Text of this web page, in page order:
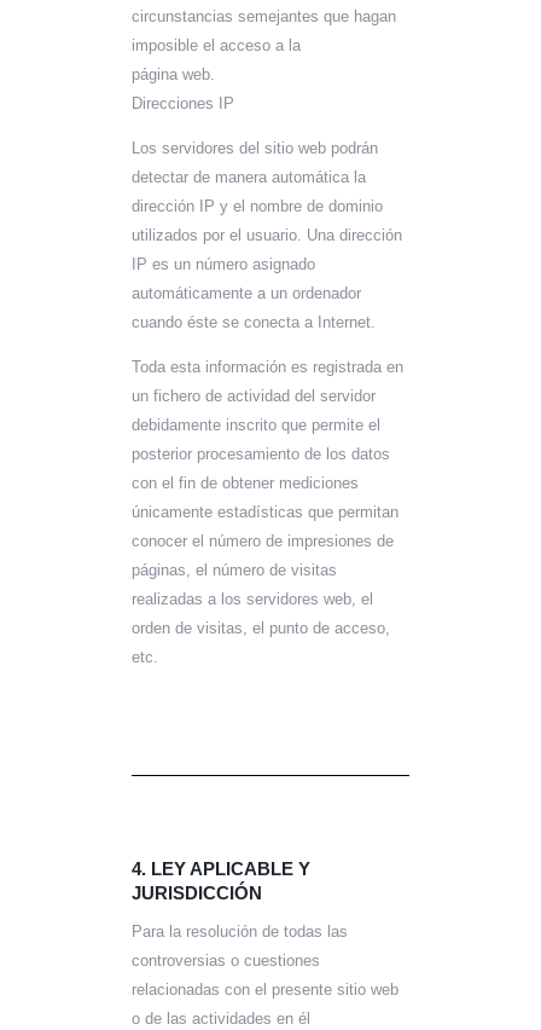
circunstancias semejantes que hagan
imposible el acceso a la
página web.
Direcciones IP
Los servidores del sitio web podrán
detectar de manera automática la
dirección IP y el nombre de dominio
utilizados por el usuario. Una dirección
IP es un número asignado
automáticamente a un ordenador
cuando éste se conecta a Internet.
Toda esta información es registrada en
un fichero de actividad del servidor
debidamente inscrito que permite el
posterior procesamiento de los datos
con el fin de obtener mediciones
únicamente estadísticas que permitan
conocer el número de impresiones de
páginas, el número de visitas
realizadas a los servidores web, el
orden de visitas, el punto de acceso,
etc.
4. LEY APLICABLE Y
JURISDICCIÓN
Para la resolución de todas las
controversias o cuestiones
relacionadas con el presente sitio web
o de las actividades en él